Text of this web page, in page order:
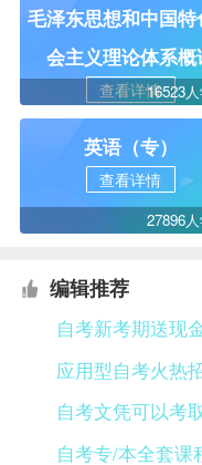
毛泽东思想和中国特
会主义理论体系概
查看详情16523
英语（专）
查看详情
27896
编辑推荐
自考新考期送现
应用型自考火热
自考文凭可以考
自考专/本全套课